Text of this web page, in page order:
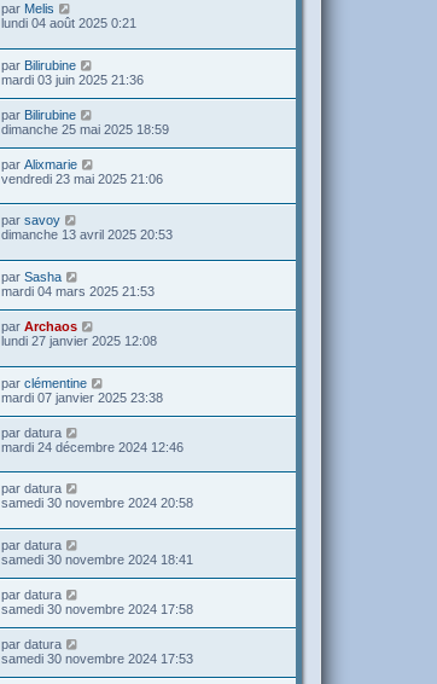
par Melis
lundi 04 août 2025 0:21
par Bilirubine
mardi 03 juin 2025 21:36
par Bilirubine
dimanche 25 mai 2025 18:59
par Alixmarie
vendredi 23 mai 2025 21:06
par savoy
dimanche 13 avril 2025 20:53
par Sasha
mardi 04 mars 2025 21:53
par Archaos
lundi 27 janvier 2025 12:08
par clémentine
mardi 07 janvier 2025 23:38
par datura
mardi 24 décembre 2024 12:46
par datura
samedi 30 novembre 2024 20:58
par datura
samedi 30 novembre 2024 18:41
par datura
samedi 30 novembre 2024 17:58
par datura
samedi 30 novembre 2024 17:53